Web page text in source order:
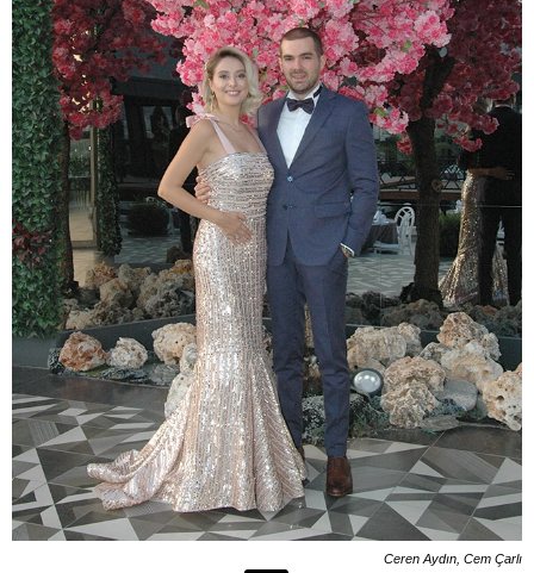
Ceren Aydın, Cem Çarlı